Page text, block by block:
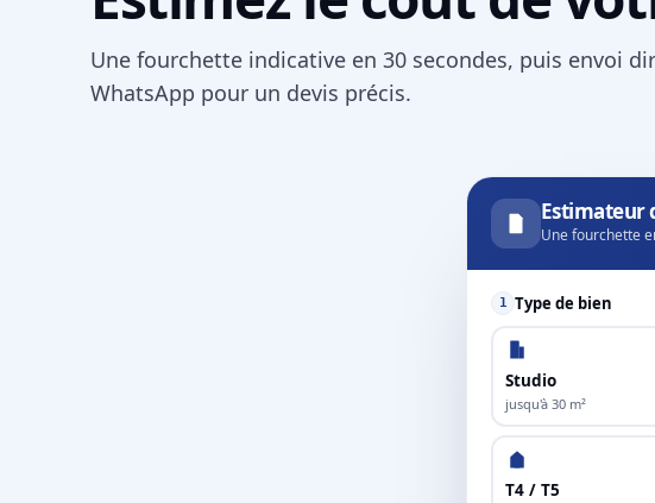
Une fourchette indicative en 30 secondes, puis envoi
WhatsApp pour un devis précis.
Estimateur
Une fourchette
1 Type de bien
Studio
jusqu'à 30 m²
T4 / T5